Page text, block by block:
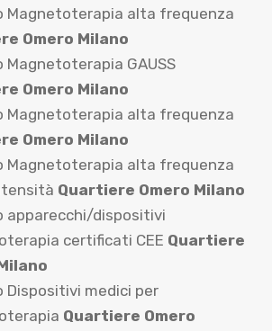
Magnetoterapia alta frequenza
Omero Milano
Magnetoterapia GAUSS
Omero Milano
Magnetoterapia alta frequenza
Omero Milano
Magnetoterapia alta frequenza
Quartiere Omero Milano
apparecchi/dispositivi
certificati CEE Quartiere
Dispositivi medici per
Quartiere Omero